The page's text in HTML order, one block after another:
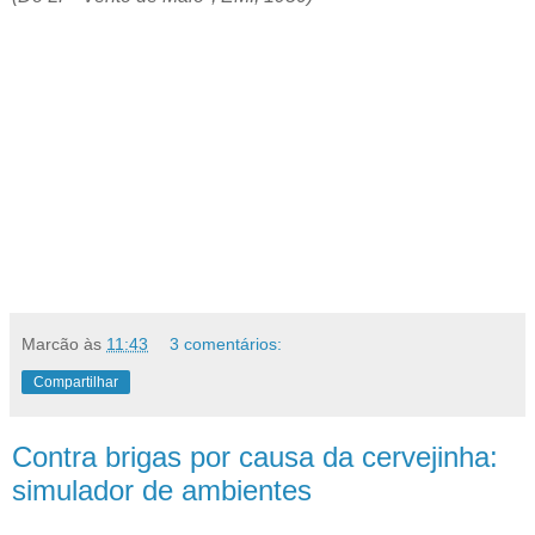
Marcão às 11:43 3 comentários:
Compartilhar
Contra brigas por causa da cervejinha:
simulador de ambientes